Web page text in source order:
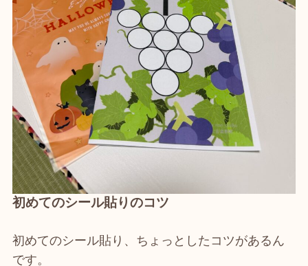
初めてのシール貼りのコツ
初めてのシール貼り、ちょっとしたコツがあるん
です。